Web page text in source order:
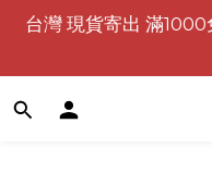
台灣 現貨寄出 滿1000